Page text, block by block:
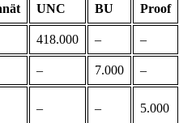
UNC BU Proof
418.000 – –
– 7.000 –
– – 5.000